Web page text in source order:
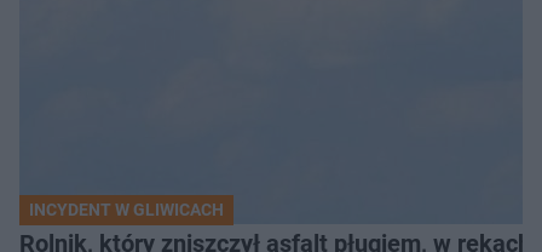
INCYDENT W GLIWICACH
Rolnik, który zniszczył asfalt pługiem, w